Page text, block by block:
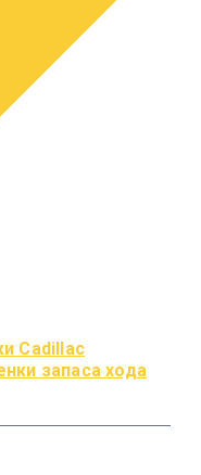
Cadillac
запаса хода